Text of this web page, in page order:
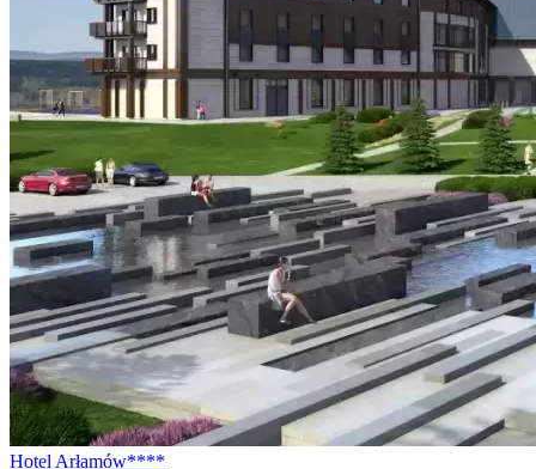
Hotel Arłamów****